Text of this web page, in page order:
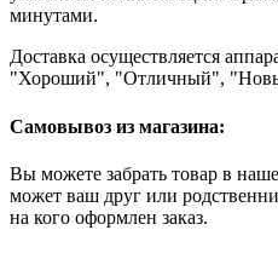
минутами.
Доставка осуществляется
"Хороший", "Отличный",
Самовывоз из магазина:
Вы можете забрать товар в
может ваш друг или
на кого оформлен заказ.